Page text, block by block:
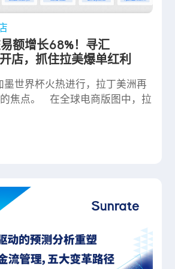
额增长68%！寻汇
店，抓住拉美爆单红利
世界杯火热进行，拉丁美洲再
焦点。 在全球电商版图中，拉